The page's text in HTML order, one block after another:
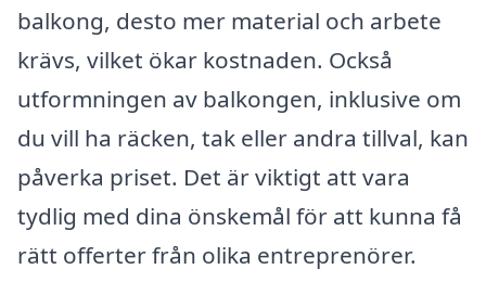
balkong, desto mer material och arbete
krävs, vilket ökar kostnaden. Också
utformningen av balkongen, inklusive om
du vill ha räcken, tak eller andra tillval, kan
påverka priset. Det är viktigt att vara
tydlig med dina önskemål för att kunna få
rätt offerter från olika entreprenörer.